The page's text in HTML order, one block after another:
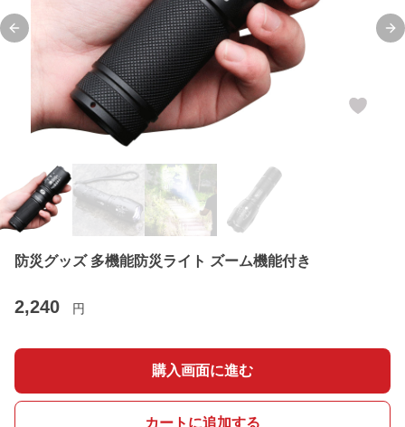
Previous slide
防災グッズ 多機能防災ライト ズーム機能付き
2,240 円
購入画面に進む
カートに追加する